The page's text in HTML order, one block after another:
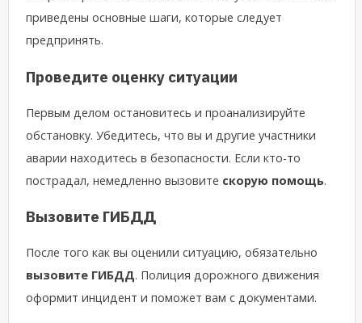
приведены основные шаги, которые следует
предпринять.
Проведите оценку ситуации
Первым делом остановитесь и проанализируйте
обстановку. Убедитесь, что вы и другие участники
аварии находитесь в безопасности. Если кто-то
пострадал, немедленно вызовите скорую помощь.
Вызовите ГИБДД
После того как вы оценили ситуацию, обязательно
вызовите ГИБДД. Полиция дорожного движения
оформит инцидент и поможет вам с документами.